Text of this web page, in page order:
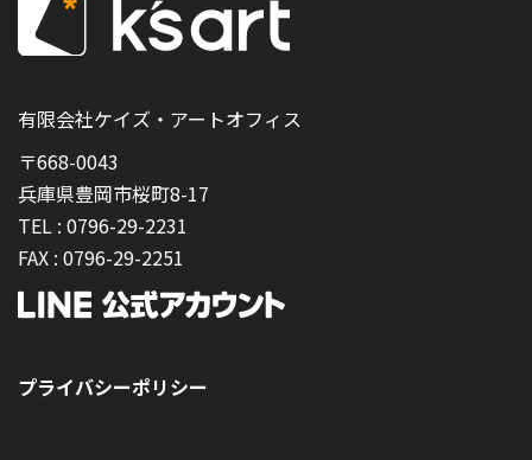
有限会社ケイズ・アートオフィス
〒668-0043
兵庫県豊岡市桜町8-17
TEL : 0796-29-2231
FAX : 0796-29-2251
プライバシーポリシー